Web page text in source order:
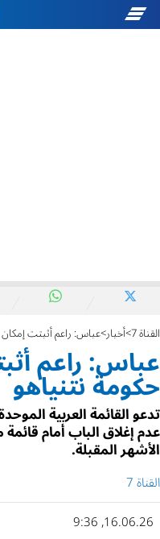
القناة 7 أخبار عباس: راعم أثبتت
عباس: راعم
حكومة نتنياهو
تدعو القائمة العربية
عدم إغلاق الباب أمام
الأشهر المقبلة.
القناة 7
16.06.26, 9:36